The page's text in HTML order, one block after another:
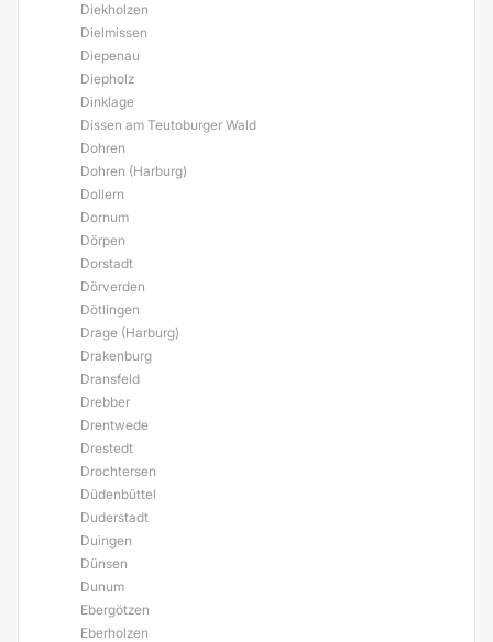
Diekholzen
Dielmissen
Diepenau
Diepholz
Dinklage
Dissen am Teutoburger Wald
Dohren
Dohren (Harburg)
Dollern
Dornum
Dörpen
Dorstadt
Dörverden
Dötlingen
Drage (Harburg)
Drakenburg
Dransfeld
Drebber
Drentwede
Drestedt
Drochtersen
Düdenbüttel
Duderstadt
Duingen
Dünsen
Dunum
Ebergötzen
Eberholzen